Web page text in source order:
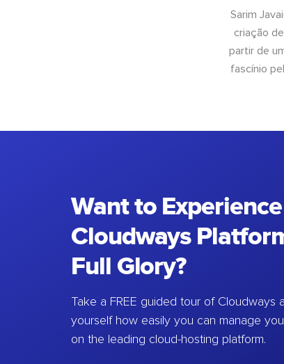
Sarim
criação
partir de
fascínio
Want to
Cloudways
Full Glory?
Take a FREE guided tour of Cloudways
yourself how easily you can manage
on the leading cloud-hosting platform.